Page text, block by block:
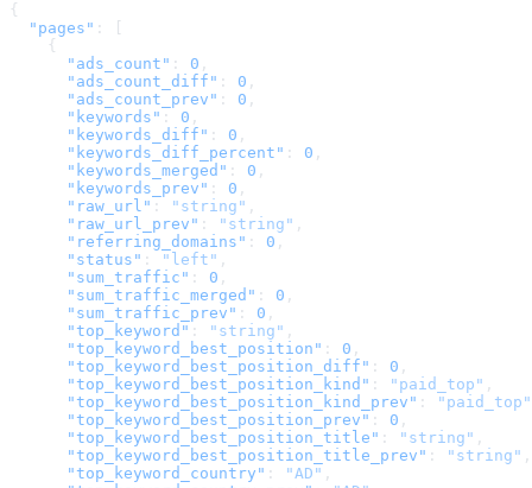
{
  "pages"
: [
    {
      "ads_count"
: 0 ,
      "ads_count_diff"
: 0 ,
      "ads_count_prev"
: 0 ,
      "keywords"
: 0 ,
      "keywords_diff"
: 0 ,
      "keywords_diff_percent"
: 0 ,
      "keywords_merged"
: 0 ,
      "keywords_prev"
: 0 ,
      "raw_url"
: "string" ,
      "raw_url_prev"
: "string" ,
      "referring_domains"
: 0 ,
      "status"
: "left" ,
      "sum_traffic"
: 0 ,
      "sum_traffic_merged"
: 0 ,
      "sum_traffic_prev"
: 0 ,
      "top_keyword"
: "string" ,
      "top_keyword_best_position"
: 0 ,
      "top_keyword_best_position_diff"
: 0 ,
      "top_keyword_best_position_kind"
: "paid_top" ,
      "top_keyword_best_position_kind_prev"
:
"paid_top"
      "top_keyword_best_position_prev"
: 0 ,
      "top_keyword_best_position_title"
: "string" ,
      "top_keyword_best_position_title_prev"
: "string" ,
      "top_keyword_country"
: "AD" ,